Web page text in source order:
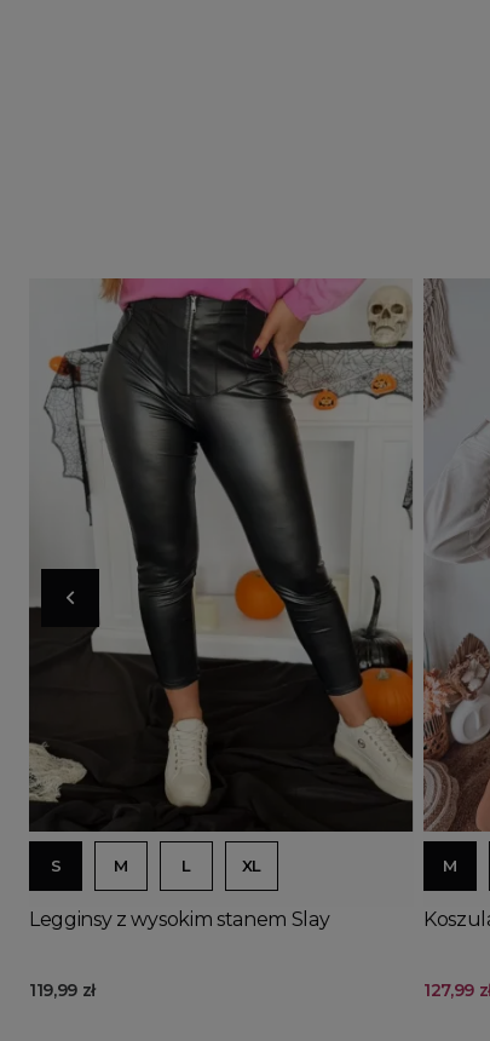
S M L XL
Legginsy z wysokim stanem Slay
119,99 zł
M
127,99